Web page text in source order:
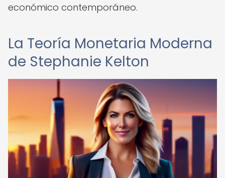
económico contemporáneo.
La Teoría Monetaria Moderna
de Stephanie Kelton